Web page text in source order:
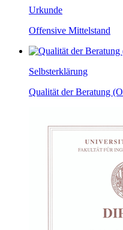
Urkunde
Offensive Mittelstand
Selbsterklärung
Qualität der Beratung